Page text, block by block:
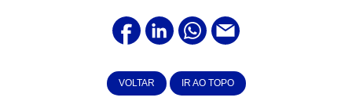
VOLTAR IR AO TOPO